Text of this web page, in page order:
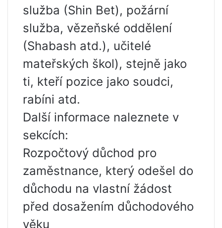
služba (Shin Bet), požární
služba, vězeňské oddělení
(Shabash atd.), učitelé
mateřských škol), stejně jako
ti, kteří pozice jako soudci,
rabíni atd.
Další informace naleznete v
sekcích:
Rozpočtový důchod pro
zaměstnance, který odešel do
důchodu na vlastní žádost
před dosažením důchodového
věku